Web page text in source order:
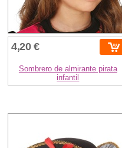
4,20 €
Sombrero de almirante pirata
infantil